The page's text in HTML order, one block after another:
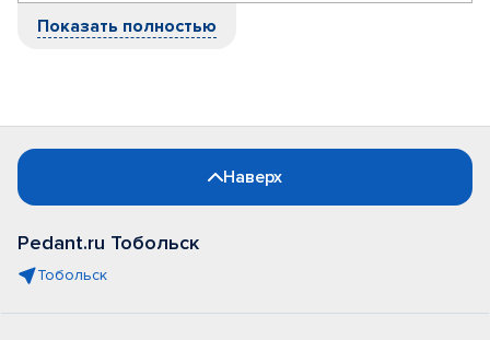
Показать полностью
Наверх
Pedant.ru Тобольск
Тобольск